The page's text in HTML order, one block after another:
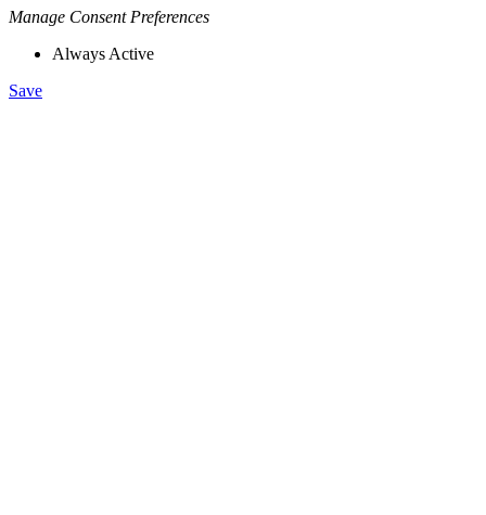
Manage Consent Preferences
Always Active
Save